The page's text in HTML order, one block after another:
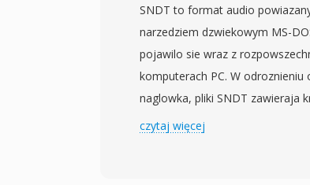
SNDT to format audio
narzedziem dzwiekowym MS-
pojawilo sie wraz z
komputerach PC. W
naglowka, pliki SNDT zawieraja
probkowania i dlugoscia danych
czytaj więcej